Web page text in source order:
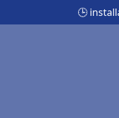
🕒